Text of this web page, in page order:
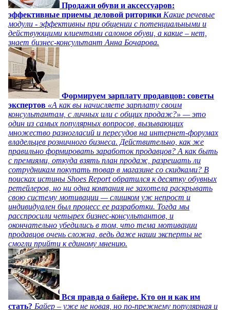
Продажи обуви и аксессуаров:
эффективные приемы деловой риторики Какие речевые
модули - эффективны при общении с потенциальными и
действующими клиентами салонов обуви, а какие – нет,
знает бизнес-консультант Анна Бочарова.
Формируем зарплату продавцов: советы
экспертов «А как вы начисляете зарплату своим
консультантам, с личных или с общих продаж?» — это
один из самых популярных вопросов, вызывающих
множество разногласий и пересудов на интернет-форумах
владельцев розничного бизнеса. Действительно, как же
правильно формировать заработок продавцов? А как быть
с премиями, откуда взять план продаж, разрешать ли
сотрудникам покупать товар в магазине со скидками? В
поисках истины Shoes Report обратился к десятку обувных
ретейлеров, но ни одна компания не захотела раскрывать
свою систему мотивации — слишком уж непрост и
индивидуален был процесс ее разработки. Тогда мы
расспросили четырех бизнес-консультантов, и
окончательно убедились в том, что тема мотивации
продавцов очень сложна, ведь даже наши эксперты не
смогли прийти к единому мнению.
Вся правда о байере. Кто он и как им
стать? Байер – уже не новая, но по-прежнему популярная и